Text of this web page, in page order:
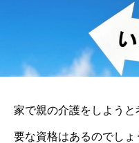
家で親の介護をしよう
要な資格はあるのでしょ